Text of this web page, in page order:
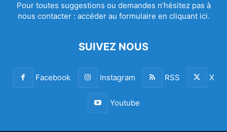
Pour toutes suggestions ou demandes n’hésitez pas à
nous contacter : accéder au formulaire en cliquant ici.
SUIVEZ NOUS
Facebook Instagram RSS X
Youtube